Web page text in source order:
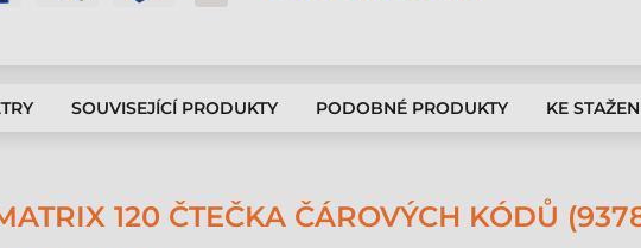
SOUVISEJÍCÍ PRODUKTY PODOBNÉ PRODUKTY KE
120 ČTEČKA ČÁROVÝCH KÓDŮ